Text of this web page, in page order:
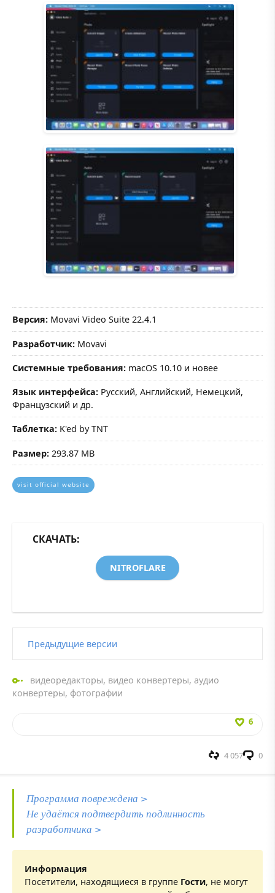
Версия: Movavi Video Suite 22.4.1
Разработчик: Movavi
Системные требования: macOS 10.10 и новее
Язык интерфейса: Русский, Английский, Немецкий,
Французский и др.
Таблетка: K'ed by TNT
Размер: 293.87 MB
visit official website
СКАЧАТЬ:
NITROFLARE
Предыдущие версии
видеоредакторы, видео конвертеры, аудио
конвертеры, фотографии
6
0
4 057
Программа повреждена >
Не удаётся подтвердить подлинность
разработчика >
Информация
Посетители, находящиеся в группе Гости, не могут